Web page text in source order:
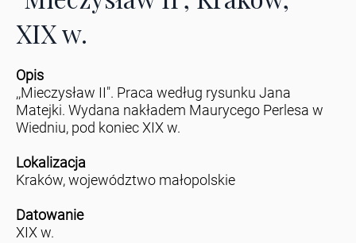
XIX w.
Opis
,,Mieczysław II". Praca według rysunku Jana
Matejki. Wydana nakładem Maurycego Perlesa w
Wiedniu, pod koniec XIX w.
Lokalizacja
Kraków, województwo małopolskie
Datowanie
XIX w.